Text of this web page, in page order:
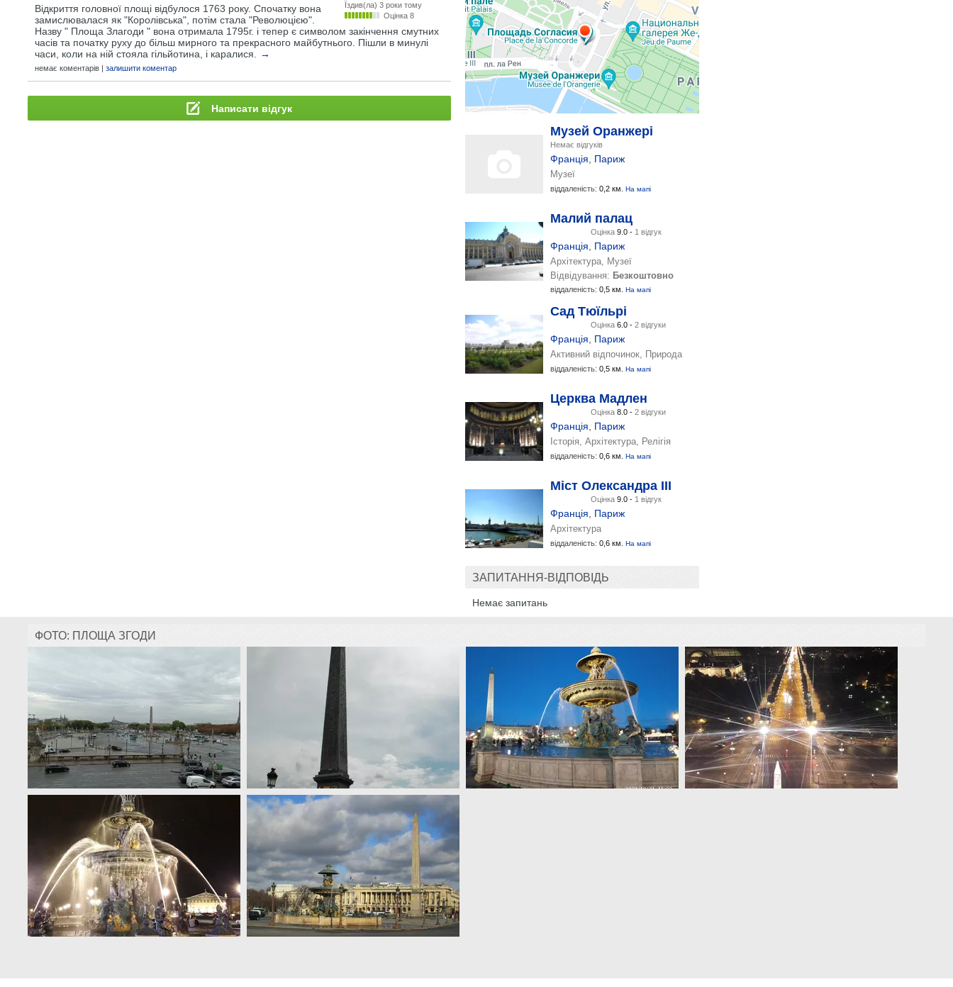
Їздив(ла) 3 роки тому
Оцінка 8
Відкриття головної площі відбулося 1763 року. Спочатку вона
замислювалася як "Королівська", потім стала "Революцією".
Назву " Площа Злагоди " вона отримала 1795г. і тепер є символом закінчення смутних
часів та початку руху до більш мирного та прекрасного майбутнього. Пішли в минулі
часи, коли на ній стояла гільйотина, і каралися.
→
немає коментарів | залишити коментар
Написати відгук
Музей Оранжері
Немає відгуків
Франція Париж
Музеї
віддаленість: 0,2 км. На мапі
Малий палац
Оцінка 9.0 - 1 відгук
Франція Париж
Архітектура, Музеї
Відвідування: Безкоштовно
віддаленість: 0,5 км. На мапі
Сад Тюїльрі
Оцінка 6.0 - 2 відгуки
Франція Париж
Активний відпочинок, Природа
віддаленість: 0,5 км. На мапі
Церква Мадлен
Оцінка 8.0 - 2 відгуки
Франція Париж
Історія, Архітектура, Релігія
віддаленість: 0,6 км. На мапі
Міст Олександра III
Оцінка 9.0 - 1 відгук
Франція Париж
Архітектура
віддаленість: 0,6 км. На мапі
ЗАПИТАННЯ-ВІДПОВІДЬ
Немає запитань
ФОТО: ПЛОЩА ЗГОДИ